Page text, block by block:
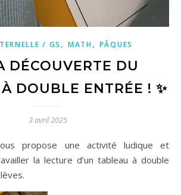
/ GS , MATH, PÂQUES
DÉCOUVERTE DU
DOUBLE ENTRÉE ! ✨
3 avril 2025
la lecture d’un tableau à double